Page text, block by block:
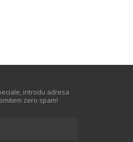
introdu adresa
zero spam!